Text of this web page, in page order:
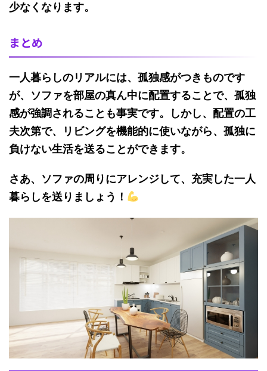
少なくなります。
まとめ
一人暮らしのリアルには、孤独感がつきものです
が、ソファを部屋の真ん中に配置することで、孤独
感が強調されることも事実です。しかし、配置の工
夫次第で、リビングを機能的に使いながら、孤独に
負けない生活を送ることができます。
さあ、ソファの周りにアレンジして、充実した一人
暮らしを送りましょう！